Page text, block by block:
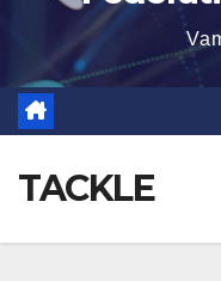
TACKLE